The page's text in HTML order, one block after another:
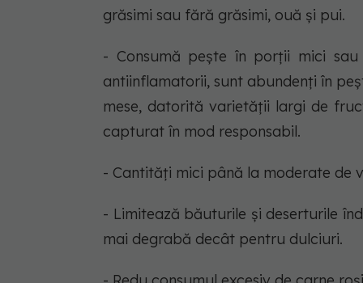
grăsimi sau fără grăsimi, ouă și pui.
- Consumă pește în porții mici
antiinflamatorii, sunt abundenți în
mese, datorită varietății largi de
capturat în mod responsabil.
- Cantități mici până la moderate de
- Limitează băuturile și deserturile
mai degrabă decât pentru dulciuri.